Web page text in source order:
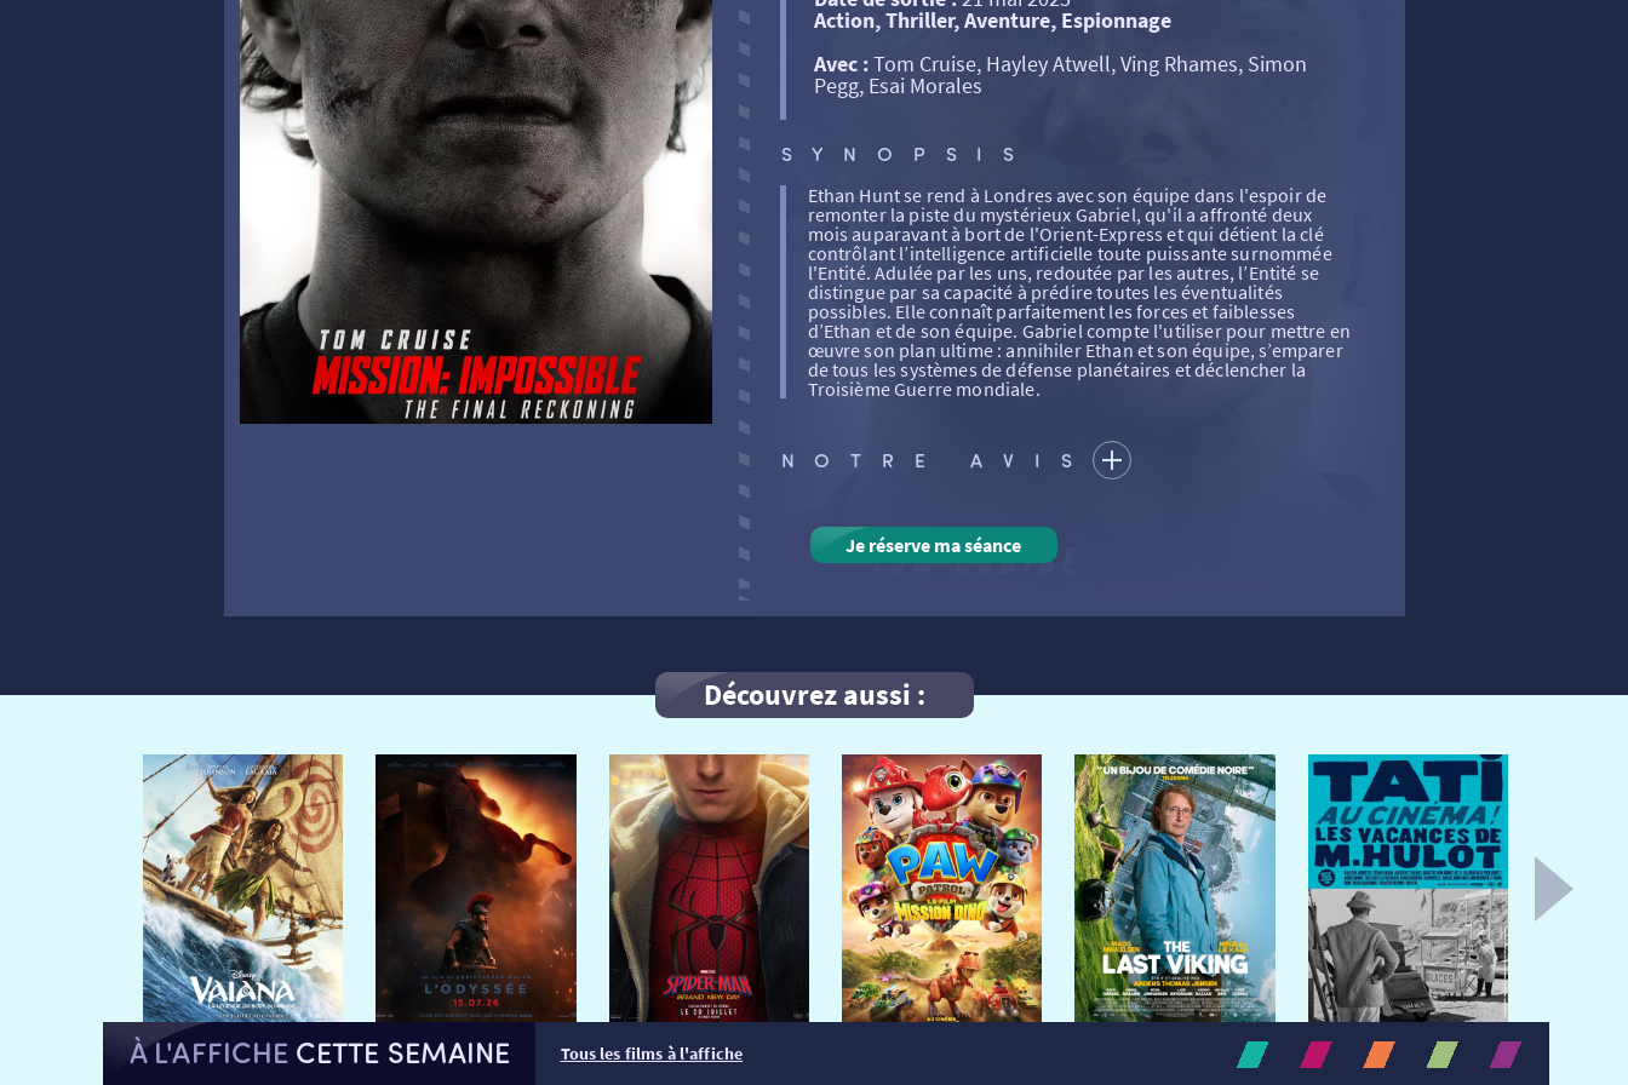
Action, Thriller, Aventure, Espionnage
Avec :Tom Cruise, Hayley Atwell, Ving Rhames, Simon
Pegg, Esai Morales
SYNOPSIS
Ethan Hunt se rend à Londres avec son équipe dans l'espoir de
remonter la piste du mystérieux Gabriel, qu'il a affronté deux
mois auparavant à bort de l'Orient-Express et qui détient la clé
contrôlant l’intelligence artificielle toute puissante surnommée
l'Entité. Adulée par les uns, redoutée par les autres, l’Entité se
distingue par sa capacité à prédire toutes les éventualités
possibles. Elle connaît parfaitement les forces et faiblesses
d’Ethan et de son équipe. Gabriel compte l'utiliser pour mettre en
œuvre son plan ultime : annihiler Ethan et son équipe, s’emparer
de tous les systèmes de défense planétaires et déclencher la
Troisième Guerre mondiale.
NOTRE AVIS
Je réserve ma séance
Découvrez aussi :
À L'AFFICHE CETTE SEMAINE Tous les films à l'affiche